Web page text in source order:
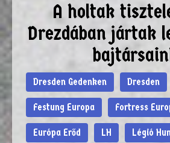
A holtak
Drezdában jártak
Dresden Gedenken Dresden
Festung Europa Fortress
Európa Erőd LH Légió